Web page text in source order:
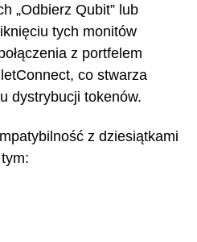
„Odbierz Qubit” lub
tych monitów
z portfelem
co stwarza
dystrybucji tokenów.
z dziesiątkami